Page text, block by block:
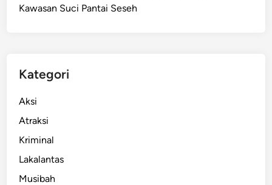
Kawasan Suci Pantai Seseh
Kategori
Aksi
Atraksi
Kriminal
Lakalantas
Musibah